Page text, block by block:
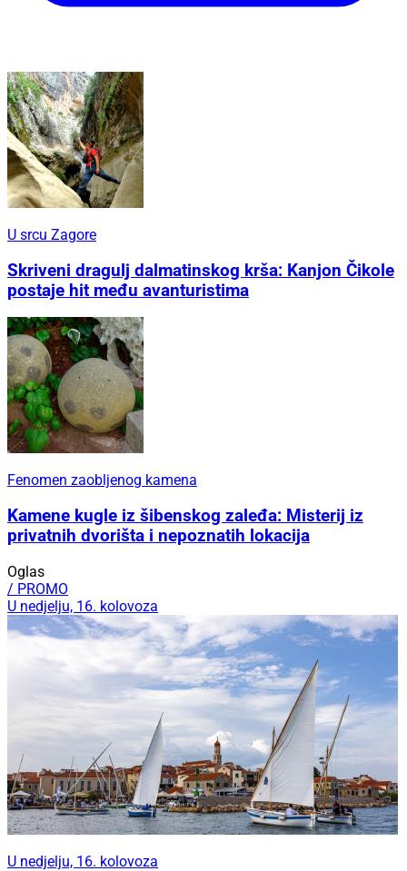
U srcu Zagore
Skriveni dragulj dalmatinskog krša: Kanjon Čikole
postaje hit među avanturistima
Fenomen zaobljenog kamena
Kamene kugle iz šibenskog zaleđa: Misterij iz
privatnih dvorišta i nepoznatih lokacija
Oglas
/ PROMO
U nedjelju, 16. kolovoza
U nedjelju, 16. kolovoza